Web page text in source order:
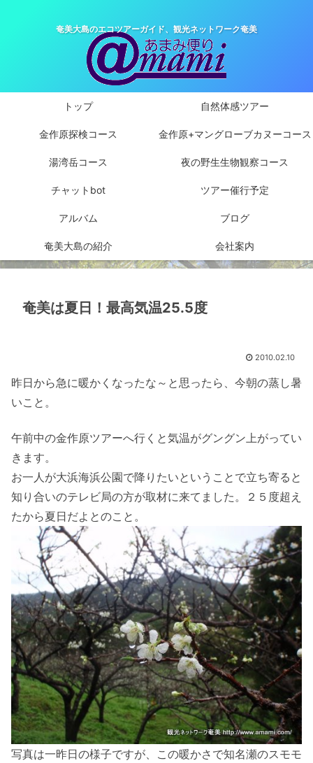
奄美大島のエコツアーガイド、観光ネットワーク奄美
トップ 自然体感ツアー
金作原探検コース 金作原+マングローブカヌーコース
湯湾岳コース 夜の野生生物観察コース
チャットbot ツアー催行予定
アルバム ブログ
奄美大島の紹介 会社案内
奄美は夏日！最高気温25.5度
2010.02.10
昨日から急に暖かくなったな～と思ったら、今朝の蒸し暑
いこと。
午前中の金作原ツアーへ行くと気温がグングン上がってい
きます。
お一人が大浜海浜公園で降りたいということで立ち寄ると
知り合いのテレビ局の方が取材に来てました。２５度超え
たから夏日だよとのこと。
写真は一昨日の様子ですが、この暖かさで知名瀬のスモモ